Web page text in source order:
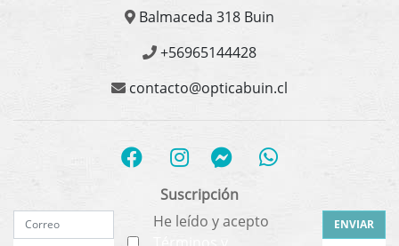
Balmaceda 318 Buin
+56965144428
contacto@opticabuin.cl
Suscripción
He leído y acepto
ENVIAR